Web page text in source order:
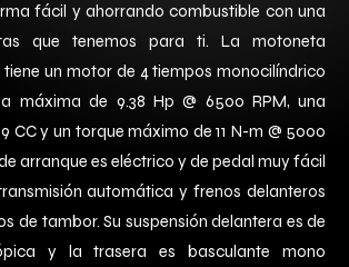
fácil y ahorrando combustible con una
que tenemos para ti. La motoneta
tiene un motor de 4 tiempos monocilíndrico
máxima de 9.38 Hp @ 6500 RPM, una
CC y un torque máximo de 11 N-m @ 5000
arranque es eléctrico y de pedal muy fácil
automática y frenos delanteros
de tambor. Su suspensión delantera es de
y la trasera es basculante mono